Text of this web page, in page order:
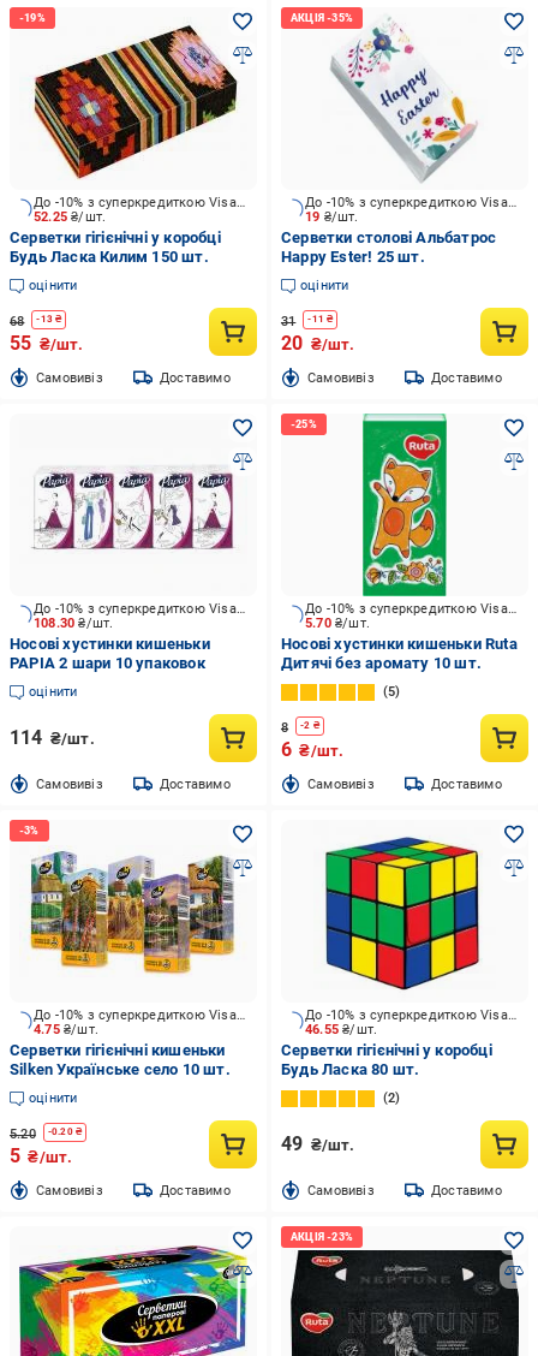
52.25₴/шт.
До -10% з суперкредиткою Visa Вигода
Серветки гігієнічні у коробці
Будь Ласка Килим 150 шт.
оцінити
68 -13 ₴
55 ₴/шт.
Cамовивіз Доставимо
19 ₴/шт.
До -10% з суперкредиткою Visa Вигода
Серветки столові Альбатрос
Happy Ester! 25 шт.
оцінити
31 -11 ₴
20 ₴/шт.
Cамовивіз Доставимо
108.30₴/шт.
До -10% з суперкредиткою Visa Вигода
Носові хустинки кишеньки
PAPIA 2 шари 10 упаковок
оцінити
114 ₴/шт.
Cамовивіз Доставимо
5.70 ₴/шт.
До -10% з суперкредиткою Visa Вигода
Носові хустинки кишеньки Ruta
Дитячі без аромату 10 шт.
5
8 -2 ₴
6 ₴/шт.
Cамовивіз Доставимо
4.75 ₴/шт.
До -10% з суперкредиткою Visa Вигода
Серветки гігієнічні кишеньки
Silken Українське село 10 шт.
оцінити
5.20 -0.20₴
5 ₴/шт.
Cамовивіз Доставимо
46.55₴/шт.
До -10% з суперкредиткою Visa Вигода
Серветки гігієнічні у коробці
Будь Ласка 80 шт.
2
49 ₴/шт.
Cамовивіз Доставимо